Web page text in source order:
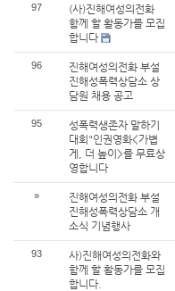
97
(사)진해여성의전화
함께 할 활동가를 모집
합니다
96
진해여성의전화 부설
진해성폭력상담소 상
담원 채용 공고
95
성폭력생존자 말하기
대회"인권영화<가볍
게, 더 높이>를 무료상
영합니다
»
진해여성의전화 부설
진해성폭력상담소 개
소식 기념행사
93
사)진해여성의전화와
함께 할 활동가를 모집
합니다.